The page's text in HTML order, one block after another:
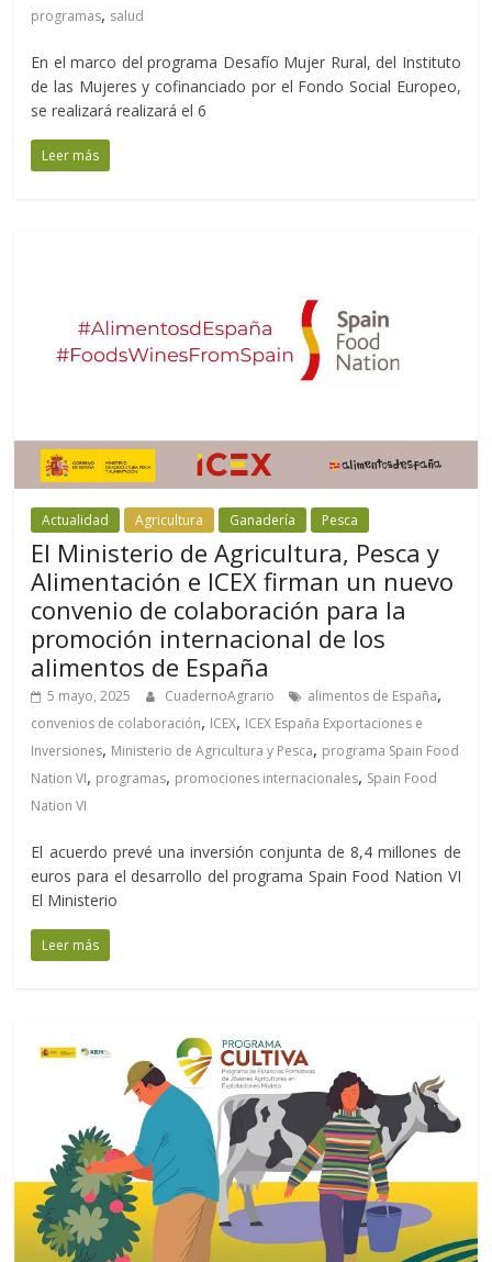
programas, salud
En el marco del programa Desafío Mujer Rural, del Instituto
de las Mujeres y cofinanciado por el Fondo Social Europeo,
se realizará realizará el 6
Leer más
Actualidad Agricultura Ganadería Pesca
El Ministerio de Agricultura, Pesca y
Alimentación e ICEX firman un nuevo
convenio de colaboración para la
promoción internacional de los
alimentos de España
5 mayo, 2025 CuadernoAgrario alimentos de España,
convenios de colaboración, ICEX, ICEX España Exportaciones e
Inversiones, Ministerio de Agricultura y Pesca, programa Spain Food
Nation VI, programas, promociones internacionales, Spain Food
Nation VI
El acuerdo prevé una inversión conjunta de 8,4 millones de
euros para el desarrollo del programa Spain Food Nation VI
El Ministerio
Leer más